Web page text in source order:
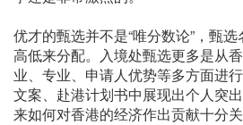
优才的甄选并不是“唯分数论”，甄
高低来分配。入境处甄选更多是从
业、专业、申请人优势等多方面进
文案、赴港计划书中展现出个人突
来如何对香港的经济作出贡献十分关